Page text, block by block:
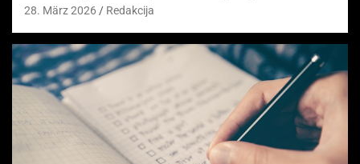
28. März 2026 Redakcija